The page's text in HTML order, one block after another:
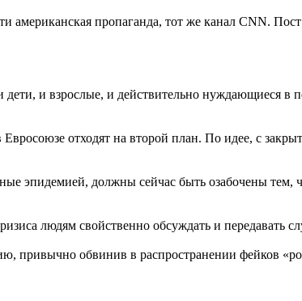
американская пропаганда, тот же канал CNN.
и взрослые, и действительно нуждающиеся в
отходят на второй план. По идее, с
эпидемией, должны сейчас быть озабочены
людям свойственно обсуждать и передавать
обвинив в распространении фейков